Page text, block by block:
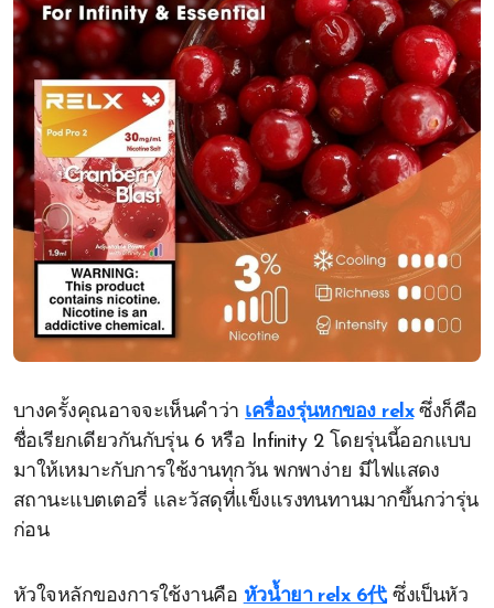
บางครั้งคุณอาจจะเห็นคำว่า เครื่องรุ่นหกของ relxซึ่งก็คือ
ชื่อเรียกเดียวกันกับรุ่น 6 หรือ Infinity 2 โดยรุ่นนี้ออกแบบ
มาให้เหมาะกับการใช้งานทุกวัน พกพาง่าย มีไฟแสดง
สถานะแบตเตอรี่ และวัสดุที่แข็งแรงทนทานมากขึ้นกว่ารุ่น
ก่อน
หัวใจหลักของการใช้งานคือ หัวน้ำยา relx 6代ซึ่งเป็นหัว